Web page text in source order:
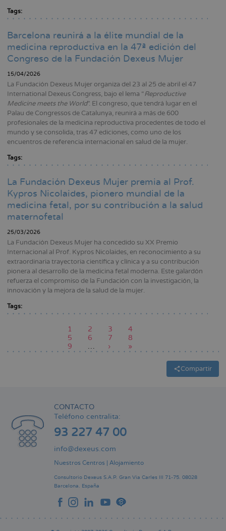
Tags:
Barcelona reunirá a la élite mundial de la
medicina reproductiva en la 47ª edición del
Congreso de la Fundación Dexeus Mujer
15/04/2026
La Fundación Dexeus Mujer organiza del 23 al 25 de abril el 47
International Dexeus Congress, bajo el lema “Reproductive
Medicine meets the World”. El congreso, que tendrá lugar en el
Palau de Congressos de Catalunya, reunirá a más de 600
profesionales de la medicina reproductiva procedentes de todo el
mundo y se consolida, tras 47 ediciones, como uno de los
encuentros de referencia internacional en salud de la mujer.
Tags:
La Fundación Dexeus Mujer premia al Prof.
Kypros Nicolaides, pionero mundial de la
medicina fetal, por su contribución a la salud
maternofetal
25/03/2026
La Fundación Dexeus Mujer ha concedido su XX Premio
Internacional al Prof. Kypros Nicolaides, en reconocimiento a su
extraordinaria trayectoria científica y clínica y a su contribución
pionera al desarrollo de la medicina fetal moderna. Este galardón
refuerza el compromiso de la Fundación con la investigación, la
innovación y la mejora de la salud de la mujer.
Tags:
Página
actual
1 Page
2 Page
3 Page
4
Page
5 Page
6 Page
7 Page
8
Page
9 …
Siguiente
página
›
Última
página
»
Compartir
CONTACTO
Teléfono centralita:
93 227 47 00
info@dexeus.com
Nuestros Centros Alojamiento
Consultorio Dexeus S.A.P. Gran Via Carles III 71-75. 08028
Barcelona. España